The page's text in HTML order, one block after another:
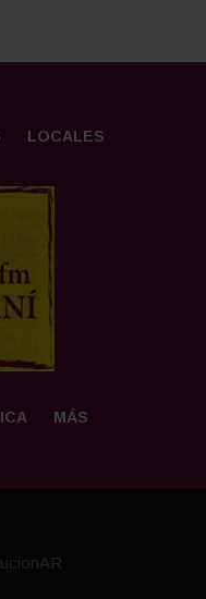
LOCALES
MÁS